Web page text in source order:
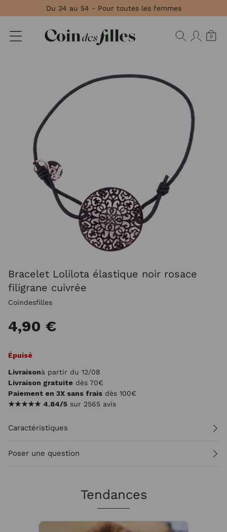
Du 34 au 54 - Pour toutes les femmes
0
Bracelet Lolilota élastique noir rosace
filigrane cuivrée
Coindesfilles
4,90 €
Épuisé
Livraisonà partir du 12/08
Livraison gratuite dès 70€
Paiement en 3X sans frais dès 100€
★★★★★ 4.84/5 sur 2565 avis
Caractéristiques
Poser une question
Tendances
Panneau de gestion des cookies